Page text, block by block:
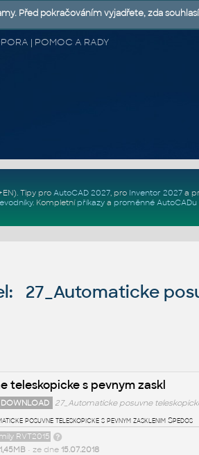
| POMOC A RADY
. Tipy pro AutoCAD 2027, pro Inventor 2027a
. Kompletní příkazya proměnné AutoCADu
27_Automaticke
teleskopicke s pevnym zaskl
27_Automaticke posuvne
posuvne teleskopicke s pevnym zasklenim Spedos
RVT2015
1,45MB• ze dne 15.07.2018
Před pokračováním vyjadřete, zda